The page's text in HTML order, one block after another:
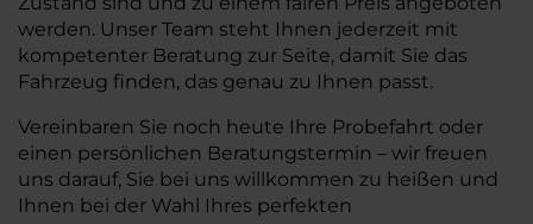
werden. Unser Team steht Ihnen jederzeit mit
kompetenter Beratung zur Seite, damit Sie das
Fahrzeug finden, das genau zu Ihnen passt.
Vereinbaren Sie noch heute Ihre Probefahrt oder
einen persönlichen Beratungstermin – wir freuen
uns darauf, Sie bei uns willkommen zu heißen und
Ihnen bei der Wahl Ihres perfekten